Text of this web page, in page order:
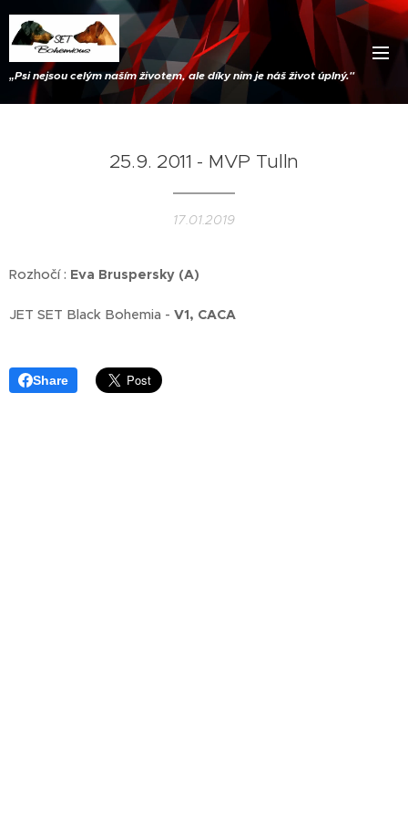
„Psi nejsou celým naším životem, ale díky nim je náš život úplný."
25.9. 2011 - MVP Tulln
17.01.2019
Rozhočí : Eva Bruspersky (A)
JET SET Black Bohemia - V1, CACA
Share